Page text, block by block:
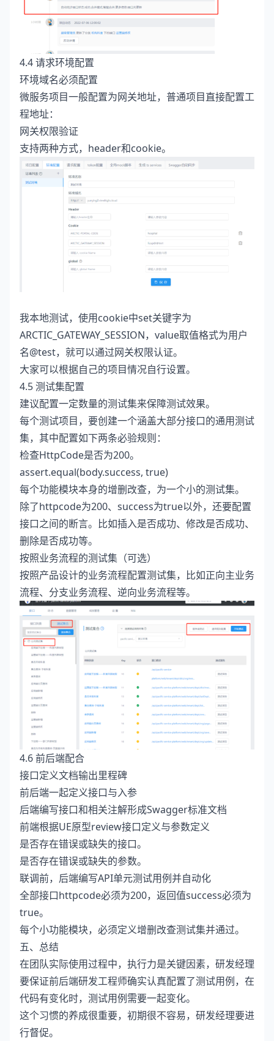
4.4 请求环境配置
环境域名必须配置
微服务项目一般配置为网关地址，普通项目直接配置工
程地址：
网关权限验证
支持两种方式，header和cookie。
我本地测试，使用cookie中set关键字为
ARCTIC_GATEWAY_SESSION，value取值格式为用户
名@test，就可以通过网关权限认证。
大家可以根据自己的项目情况自行设置。
4.5 测试集配置
建议配置一定数量的测试集来保障测试效果。
每个测试项目，要创建一个涵盖大部分接口的通用测试
集，其中配置如下两条必验规则：
检查HttpCode是否为200。
assert.equal(body.success, true)
每个功能模块本身的增删改查，为一个小的测试集。
除了httpcode为200、success为true以外，还要配置
接口之间的断言。比如插入是否成功、修改是否成功、
删除是否成功等。
按照业务流程的测试集（可选）
按照产品设计的业务流程配置测试集，比如正向主业务
流程、分支业务流程、逆向业务流程等。
4.6 前后端配合
接口定义文档输出里程碑
前后端一起定义接口与入参
后端编写接口和相关注解形成Swagger标准文档
前端根据UE原型review接口定义与参数定义
是否存在错误或缺失的接口。
是否存在错误或缺失的参数。
联调前，后端编写API单元测试用例并自动化
全部接口httpcode必须为200，返回值success必须为
true。
每个小功能模块，必须定义增删改查测试集并通过。
五、总结
在团队实际使用过程中，执行力是关键因素，研发经理
要保证前后端研发工程师确实认真配置了测试用例，在
代码有变化时，测试用例需要一起变化。
这个习惯的养成很重要，初期很不容易，研发经理要进
行督促。